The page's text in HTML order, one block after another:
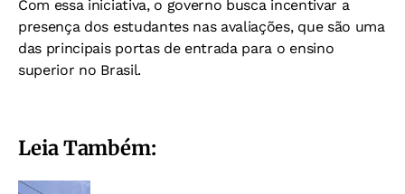
Com essa iniciativa, o governo busca incentivar a
presença dos estudantes nas avaliações, que são uma
das principais portas de entrada para o ensino
superior no Brasil.
Leia Também: